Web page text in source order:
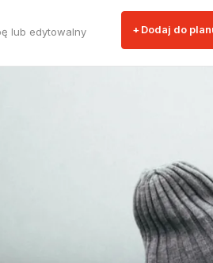
lub edytowalny
Dodaj do